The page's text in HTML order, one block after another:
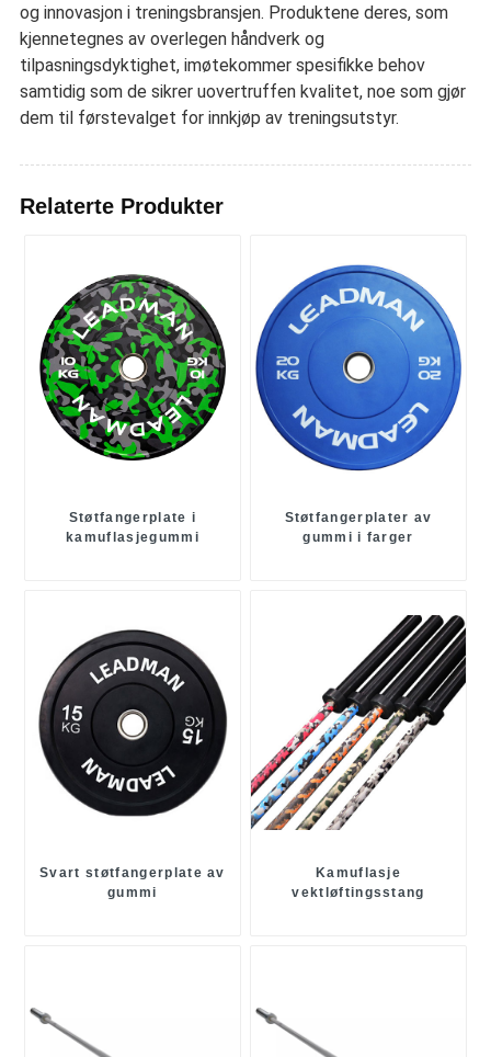
og innovasjon i treningsbransjen. Produktene deres, som
kjennetegnes av overlegen håndverk og
tilpasningsdyktighet, imøtekommer spesifikke behov
samtidig som de sikrer uovertruffen kvalitet, noe som gjør
dem til førstevalget for innkjøp av treningsutstyr.
Relaterte Produkter
Støtfangerplate i
kamuflasjegummi
Støtfangerplater av
gummi i farger
Svart støtfangerplate av
gummi
Kamuflasje
vektløftingsstang